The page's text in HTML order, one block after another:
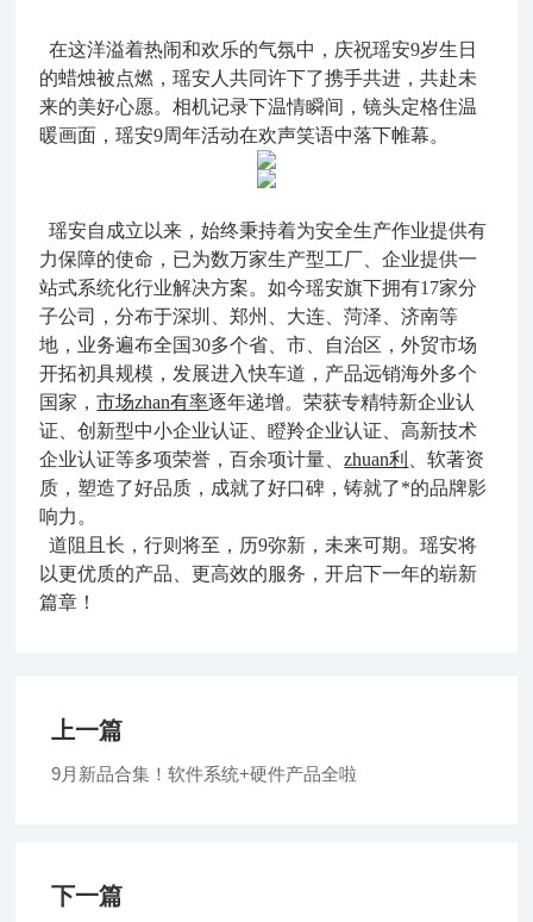
在这洋溢着热闹和欢乐的气氛中，庆祝瑶安9岁生日
的蜡烛被点燃，瑶安人共同许下了携手共进，共赴未
来的美好心愿。相机记录下温情瞬间，镜头定格住温
暖画面，瑶安9周年活动在欢声笑语中落下帷幕。
瑶安自成立以来，始终秉持着为安全生产作业提供有
力保障的使命，已为数万家生产型工厂、企业提供一
站式系统化行业解决方案。如今瑶安旗下拥有17家分
子公司，分布于深圳、郑州、大连、菏泽、济南等
地，业务遍布全国30多个省、市、自治区，外贸市场
开拓初具规模，发展进入快车道，产品远销海外多个
国家，市场zhan有率逐年递增。荣获专精特新企业认
证、创新型中小企业认证、瞪羚企业认证、高新技术
企业认证等多项荣誉，百余项计量、zhuan利
、软著资
质，塑造了好品质，成就了好口碑，铸就了*的品牌影
响力。
道阻且长，行则将至，历9弥新，未来可期。瑶安将
以更优质的产品、更高效的服务，开启下一年的崭新
篇章！
上一篇
9月新品合集！软件系统+硬件产品全啦
下一篇